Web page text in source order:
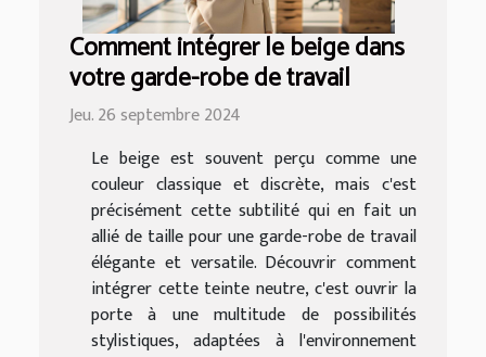
Comment intégrer le beige dans
votre garde-robe de travail
Jeu. 26 septembre 2024
Le beige est souvent perçu comme une
couleur classique et discrète, mais c'est
précisément cette subtilité qui en fait un
allié de taille pour une garde-robe de travail
élégante et versatile. Découvrir comment
intégrer cette teinte neutre, c'est ouvrir la
porte à une multitude de possibilités
stylistiques, adaptées à l'environnement